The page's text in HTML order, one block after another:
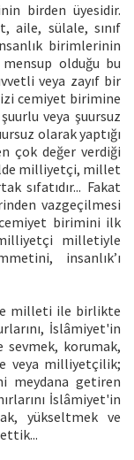
birden üyesidir.
aile, sülale, sınıf
birimlerinin
olduğu bu
veya zayıf bir
cemiyet birimine
veya şuursuz
olarak yaptığı
çok değer verdiği
milliyetçi, millet
sıfatıdır... Fakat
vazgeçilmesi
birimini ilk
milletiyle
insanlık’ı
milleti ile birlikte
İslâmiyet'in
korumak,
veya milliyetçilik;
getiren
İslâmiyet'in
yükseltmek ve